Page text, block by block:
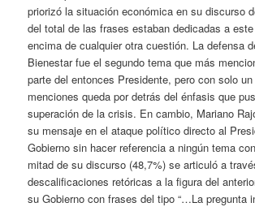
priorizó la situación económica en su discurso
del total de las frases estaban dedicadas a
encima de cualquier otra cuestión. La defensa
Bienestar fue el segundo tema que más
parte del entonces Presidente, pero con solo
menciones queda por detrás del énfasis que
superación de la crisis. En cambio, Mariano
su mensaje en el ataque político directo al
Gobierno sin hacer referencia a ningún tema
mitad de su discurso (48,7%) se articuló a
descalificaciones retóricas a la figura del
su Gobierno con frases del tipo “…La pregunta